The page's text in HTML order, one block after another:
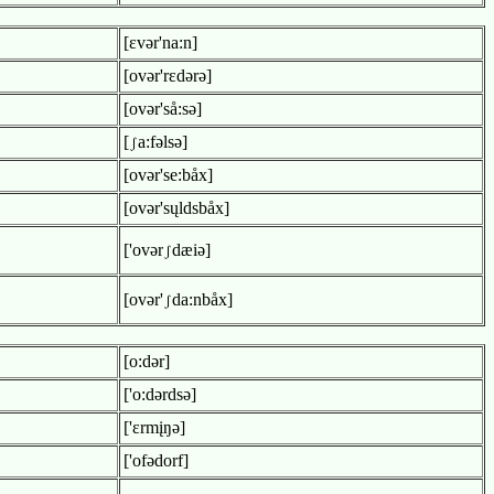
[εvər'na:n]
[ovər'rεdərə]
[ovər'så:sə]
[ a:fəlsə]
[ovər'se:båx]
[ovər'sųldsbåx]
['ovər dæiə]
[ovər' da:nbåx]
[o:dər]
['o:dərdsə]
['εrmįŋə]
['ofədorf]